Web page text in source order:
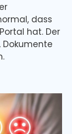
dass
hat. Der